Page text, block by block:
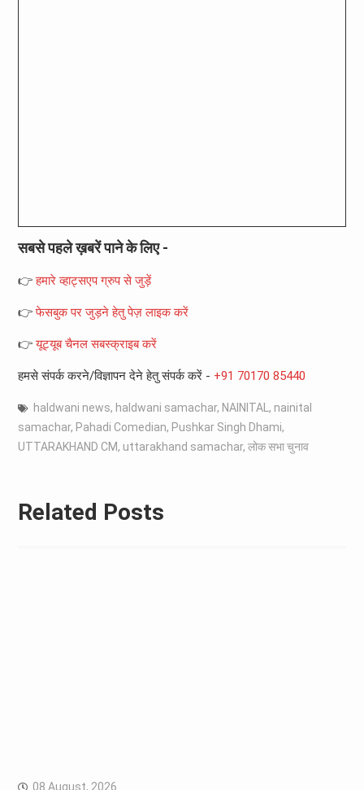
सबसे पहले ख़बरें पाने के लिए -
👉हमारे व्हाट्सएप ग्रुप से जुड़ें
👉फेसबुक पर जुड़ने हेतु पेज़ लाइक करें
👉यूट्यूब चैनल सबस्क्राइब करें
हमसे संपर्क करने/विज्ञापन देने हेतु संपर्क करें - +91 70170 85440
haldwani news, haldwani samachar, NAINITAL, nainital
samachar, Pahadi Comedian, Pushkar Singh Dhami,
UTTARAKHAND CM, uttarakhand samachar, लोक सभा चुनाव
Related Posts
08 August, 2026